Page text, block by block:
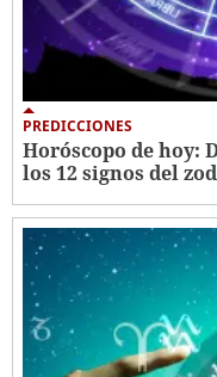
PREDICCIONES
Horóscopo de hoy:
los 12 signos del